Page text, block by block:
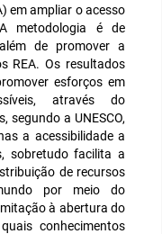
em ampliar o acesso
metodologia é de
de promover a
REA. Os resultados
esforços em
através do
segundo a UNESCO,
a acessibilidade a
sobretudo facilita a
de recursos
por meio do
à abertura do
conhecimentos